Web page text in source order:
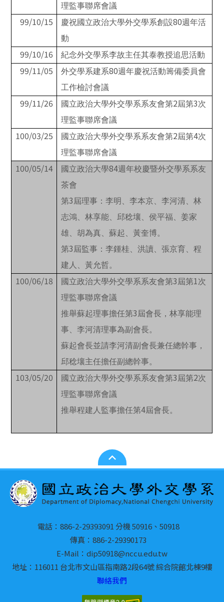
理監事聯席會議
99/10/15 慶祝國立政治大學外交學系創設80週年活
動
99/10/16 紀念外交學系李故主任其泰教授追思活動
99/11/05 外交學系建系80週年慶祝活動籌備委員會
工作檢討會議
99/11/26 國立政治大學外交學系系友會第2屆第3次
理監事聯席會議
100/03/25 國立政治大學外交學系系友會第2屆第4次
理監事聯席會議
100/05/14 國立政治大學84週年校慶暨外交學系系友
茶會
第3 屆理事：李明、李本京、李河清、林
志鴻、林享能、邱稔壤、侯平福、姜家
雄、胡為真、蘇起、黃奎博。
第3 屆監事：李鍾桂、洪讀、張京育、程
建人、黃允哲。
100/06/18 國立政治大學外交學系系友會第3 屆第1次
理監事聯席會議
推舉蘇起理事擔任第3 屆會長，林享能理
事、李河清理事為副會長。
蘇起會長並請李河清副會長兼任總幹事，
邱稔壤主任擔任副總幹事。
103/05/20 國立政治大學外交學系系友會第3 屆第2次
理監事聯席會議
推舉程建人監事擔任第4屆會長。
電話：886-2-29393091 分機 50916、50918
傳真：886-2-29390173
E-Mail：dip50918@nccu.edu.tw
地址：116011 台北市文山區指南路2段64號 綜合院館北棟9樓
聯絡我們